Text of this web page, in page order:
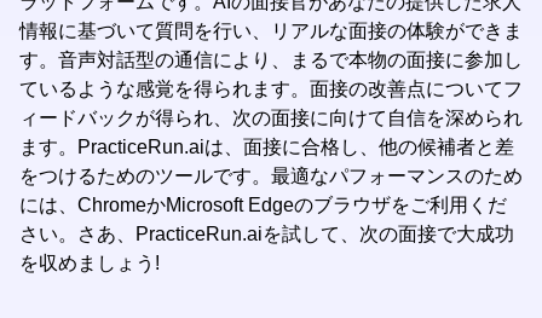
情報に基づいて質問を行い、リアルな面接の体験ができま
す。音声対話型の通信により、まるで本物の面接に参加し
ているような感覚を得られます。面接の改善点についてフ
ィードバックが得られ、次の面接に向けて自信を深められ
ます。PracticeRun.aiは、面接に合格し、他の候補者と差
をつけるためのツールです。最適なパフォーマンスのため
には、ChromeかMicrosoft Edgeのブラウザをご利用くだ
さい。さあ、PracticeRun.aiを試して、次の面接で大成功
を収めましょう!